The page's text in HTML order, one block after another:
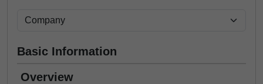
Basic Information
Overview